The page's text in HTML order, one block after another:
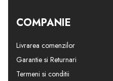
COMPANIE
Livrarea comenzilor
Garantie si Returnari
Termeni si conditii